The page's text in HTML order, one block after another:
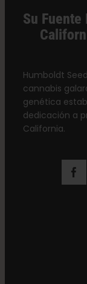
Su Fuente
Humboldt
cannabis
genética
dedicación a
California.